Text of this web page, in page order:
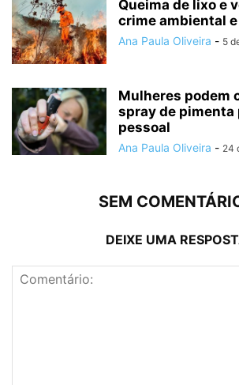
Queima de lixo e
crime ambiental
Ana Paula Oliveira - 5
Mulheres podem
spray de pimenta
pessoal
Ana Paula Oliveira - 24
SEM
DEIXE UMA